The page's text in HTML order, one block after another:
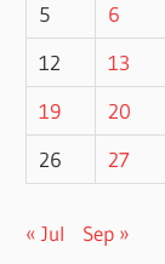
5
6
12
13
19
20
26
27
« Jul Sep »